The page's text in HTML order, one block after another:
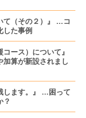
て（その２）』 …コ
した事例
ース）について』
算が新設されまし
します。』 …困って
？